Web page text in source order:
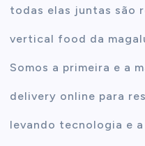
todas elas juntas são
vertical food da
Somos a primeira e a
delivery online para
levando tecnologia e